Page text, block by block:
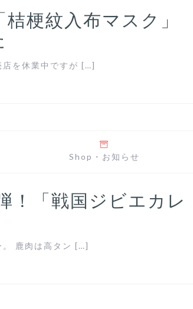
梗紋入布マスク」
店を休業中ですが […]
Shop ・ お知らせ
！「戦国ジビエカレ
。 鹿肉は高タン […]